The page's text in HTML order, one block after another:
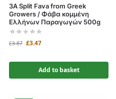
3A Split Fava from Greek
Growers / Φάβα κομμένη
Ελλήνων Παραγωγών 500g
£3.87 £3.47
Add to basket